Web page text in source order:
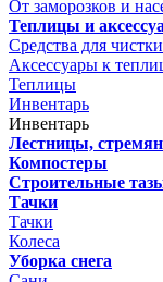
От заморозков и
Теплицы и
Средства для
Аксессуары к
Теплицы
Инвентарь
Инвентарь
Лестницы,
Компостеры
Строительные
Тачки
Тачки
Колеса
Уборка снега